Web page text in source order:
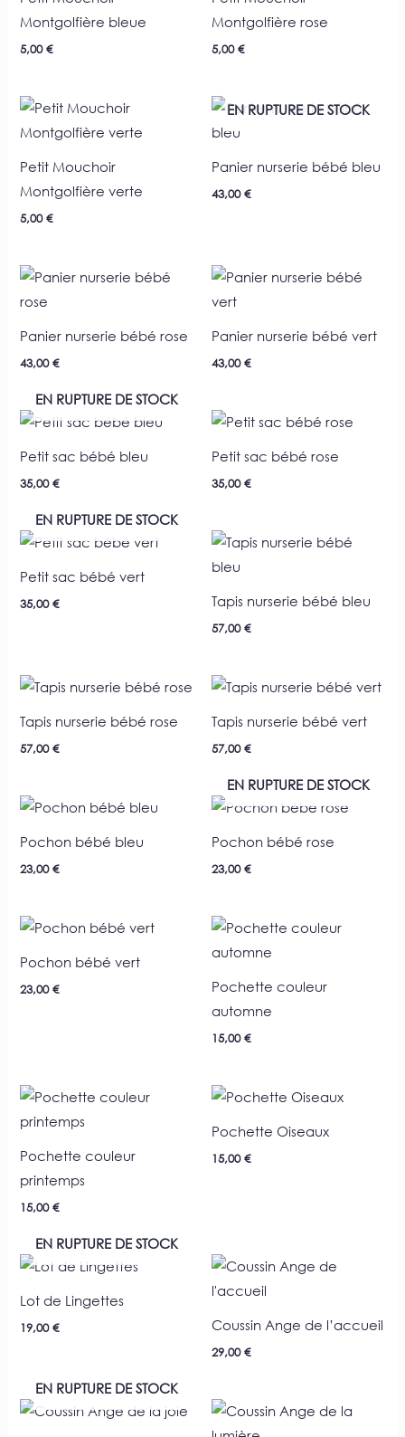
Montgolfière bleue
5,00€
Montgolfière rose
5,00€
Petit Mouchoir
Montgolfière verte
5,00€
EN RUPTURE DE STOCK
Panier nurserie bébé bleu
43,00€
Panier nurserie bébé rose
43,00€
Panier nurserie bébé vert
43,00€
EN RUPTURE DE STOCK
Petit sac bébé bleu
35,00€
Petit sac bébé rose
35,00€
EN RUPTURE DE STOCK
Petit sac bébé vert
35,00€ Tapis nurserie bébé bleu
57,00€
Tapis nurserie bébé rose
57,00€
Tapis nurserie bébé vert
57,00€
Pochon bébé bleu
23,00€
EN RUPTURE DE STOCK
Pochon bébé rose
23,00€
Pochon bébé vert
23,00€
Pochette couleur
automne
15,00€
Pochette couleur
printemps
15,00€
Pochette Oiseaux
15,00€
EN RUPTURE DE STOCK
Lot de Lingettes
19,00€ Coussin Ange de l’accueil
29,00€
EN RUPTURE DE STOCK